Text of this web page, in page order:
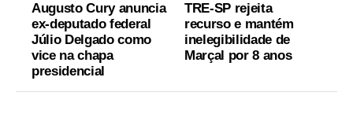
Augusto Cury anuncia
ex-deputado federal
Júlio Delgado como
vice na chapa
presidencial
TRE-SP rejeita
recurso e mantém
inelegibilidade de
Marçal por 8 anos